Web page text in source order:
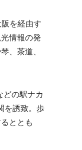
を経由す
情報の発
、茶道、
の駅ナカ
を誘致。歩
ととも